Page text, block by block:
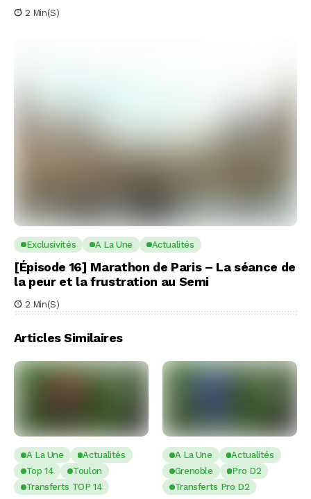
2 Min(s)
Exclusivités A La Une Actualités
[Épisode 16] Marathon de Paris – La séance de
la peur et la frustration au Semi
2 Min(s)
Articles Similaires
A La Une
Actualités
Top 14
Toulon
Transferts TOP 14
A La Une
Actualités
Grenoble
Pro D2
Transferts Pro D2